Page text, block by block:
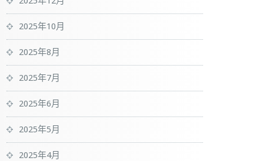
2025年10月
2025年8月
2025年7月
2025年6月
2025年5月
2025年4月